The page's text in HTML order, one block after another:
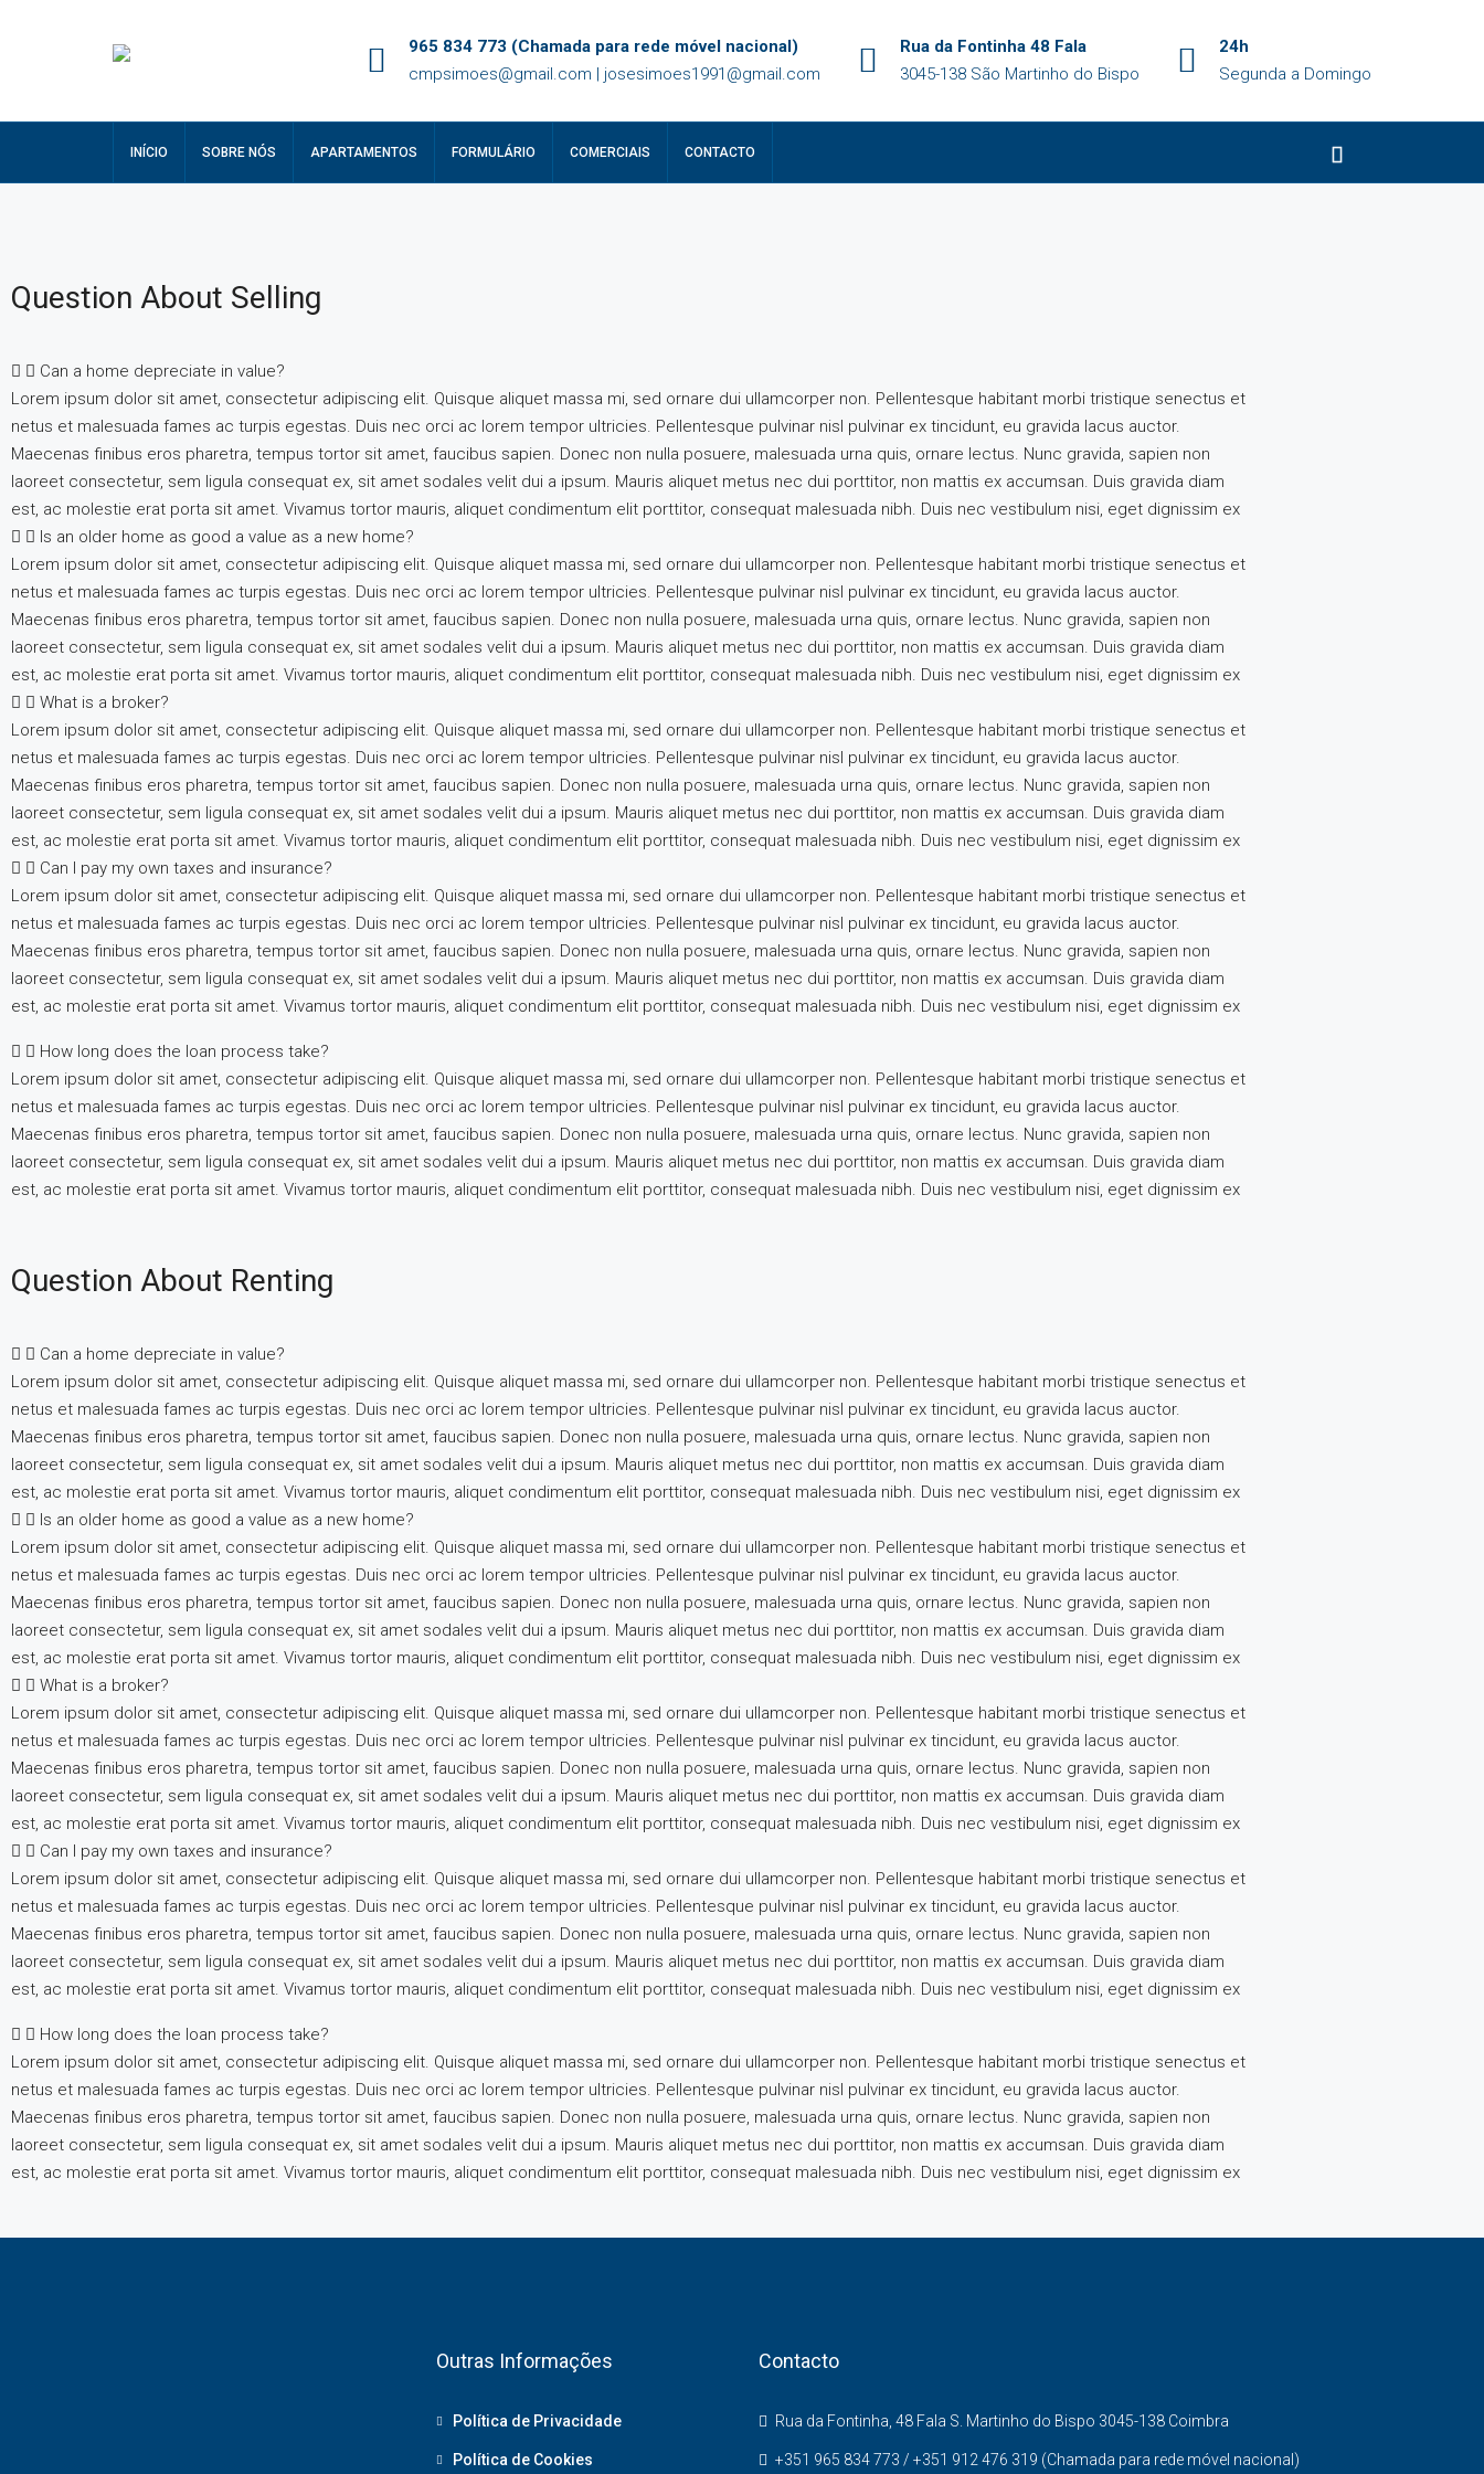
965 834 773 (Chamada para rede móvel nacional)
cmpsimoes@gmail.com | josesimoes1991@gmail.com
Rua da Fontinha 48 Fala
3045-138 São Martinho do Bispo
24h
Segunda a Domingo
INÍCIO SOBRE NÓS APARTAMENTOS FORMULÁRIO COMERCIAIS CONTACTO
Question About Selling
Can a home depreciate in value?
Lorem ipsum dolor sit amet, consectetur adipiscing elit. Quisque aliquet massa mi, sed ornare dui ullamcorper non. Pellentesque habitant morbi tristique senectus et
netus et malesuada fames ac turpis egestas. Duis nec orci ac lorem tempor ultricies. Pellentesque pulvinar nisl pulvinar ex tincidunt, eu gravida lacus auctor.
Maecenas finibus eros pharetra, tempus tortor sit amet, faucibus sapien. Donec non nulla posuere, malesuada urna quis, ornare lectus. Nunc gravida, sapien non
laoreet consectetur, sem ligula consequat ex, sit amet sodales velit dui a ipsum. Mauris aliquet metus nec dui porttitor, non mattis ex accumsan. Duis gravida diam
est, ac molestie erat porta sit amet. Vivamus tortor mauris, aliquet condimentum elit porttitor, consequat malesuada nibh. Duis nec vestibulum nisi, eget dignissim ex
Is an older home as good a value as a new home?
Lorem ipsum dolor sit amet, consectetur adipiscing elit. Quisque aliquet massa mi, sed ornare dui ullamcorper non. Pellentesque habitant morbi tristique senectus et
netus et malesuada fames ac turpis egestas. Duis nec orci ac lorem tempor ultricies. Pellentesque pulvinar nisl pulvinar ex tincidunt, eu gravida lacus auctor.
Maecenas finibus eros pharetra, tempus tortor sit amet, faucibus sapien. Donec non nulla posuere, malesuada urna quis, ornare lectus. Nunc gravida, sapien non
laoreet consectetur, sem ligula consequat ex, sit amet sodales velit dui a ipsum. Mauris aliquet metus nec dui porttitor, non mattis ex accumsan. Duis gravida diam
est, ac molestie erat porta sit amet. Vivamus tortor mauris, aliquet condimentum elit porttitor, consequat malesuada nibh. Duis nec vestibulum nisi, eget dignissim ex
What is a broker?
Lorem ipsum dolor sit amet, consectetur adipiscing elit. Quisque aliquet massa mi, sed ornare dui ullamcorper non. Pellentesque habitant morbi tristique senectus et
netus et malesuada fames ac turpis egestas. Duis nec orci ac lorem tempor ultricies. Pellentesque pulvinar nisl pulvinar ex tincidunt, eu gravida lacus auctor.
Maecenas finibus eros pharetra, tempus tortor sit amet, faucibus sapien. Donec non nulla posuere, malesuada urna quis, ornare lectus. Nunc gravida, sapien non
laoreet consectetur, sem ligula consequat ex, sit amet sodales velit dui a ipsum. Mauris aliquet metus nec dui porttitor, non mattis ex accumsan. Duis gravida diam
est, ac molestie erat porta sit amet. Vivamus tortor mauris, aliquet condimentum elit porttitor, consequat malesuada nibh. Duis nec vestibulum nisi, eget dignissim ex
Can I pay my own taxes and insurance?
Lorem ipsum dolor sit amet, consectetur adipiscing elit. Quisque aliquet massa mi, sed ornare dui ullamcorper non. Pellentesque habitant morbi tristique senectus et
netus et malesuada fames ac turpis egestas. Duis nec orci ac lorem tempor ultricies. Pellentesque pulvinar nisl pulvinar ex tincidunt, eu gravida lacus auctor.
Maecenas finibus eros pharetra, tempus tortor sit amet, faucibus sapien. Donec non nulla posuere, malesuada urna quis, ornare lectus. Nunc gravida, sapien non
laoreet consectetur, sem ligula consequat ex, sit amet sodales velit dui a ipsum. Mauris aliquet metus nec dui porttitor, non mattis ex accumsan. Duis gravida diam
est, ac molestie erat porta sit amet. Vivamus tortor mauris, aliquet condimentum elit porttitor, consequat malesuada nibh. Duis nec vestibulum nisi, eget dignissim ex
How long does the loan process take?
Lorem ipsum dolor sit amet, consectetur adipiscing elit. Quisque aliquet massa mi, sed ornare dui ullamcorper non. Pellentesque habitant morbi tristique senectus et
netus et malesuada fames ac turpis egestas. Duis nec orci ac lorem tempor ultricies. Pellentesque pulvinar nisl pulvinar ex tincidunt, eu gravida lacus auctor.
Maecenas finibus eros pharetra, tempus tortor sit amet, faucibus sapien. Donec non nulla posuere, malesuada urna quis, ornare lectus. Nunc gravida, sapien non
laoreet consectetur, sem ligula consequat ex, sit amet sodales velit dui a ipsum. Mauris aliquet metus nec dui porttitor, non mattis ex accumsan. Duis gravida diam
est, ac molestie erat porta sit amet. Vivamus tortor mauris, aliquet condimentum elit porttitor, consequat malesuada nibh. Duis nec vestibulum nisi, eget dignissim ex
Question About Renting
Can a home depreciate in value?
Lorem ipsum dolor sit amet, consectetur adipiscing elit. Quisque aliquet massa mi, sed ornare dui ullamcorper non. Pellentesque habitant morbi tristique senectus et
netus et malesuada fames ac turpis egestas. Duis nec orci ac lorem tempor ultricies. Pellentesque pulvinar nisl pulvinar ex tincidunt, eu gravida lacus auctor.
Maecenas finibus eros pharetra, tempus tortor sit amet, faucibus sapien. Donec non nulla posuere, malesuada urna quis, ornare lectus. Nunc gravida, sapien non
laoreet consectetur, sem ligula consequat ex, sit amet sodales velit dui a ipsum. Mauris aliquet metus nec dui porttitor, non mattis ex accumsan. Duis gravida diam
est, ac molestie erat porta sit amet. Vivamus tortor mauris, aliquet condimentum elit porttitor, consequat malesuada nibh. Duis nec vestibulum nisi, eget dignissim ex
Is an older home as good a value as a new home?
Lorem ipsum dolor sit amet, consectetur adipiscing elit. Quisque aliquet massa mi, sed ornare dui ullamcorper non. Pellentesque habitant morbi tristique senectus et
netus et malesuada fames ac turpis egestas. Duis nec orci ac lorem tempor ultricies. Pellentesque pulvinar nisl pulvinar ex tincidunt, eu gravida lacus auctor.
Maecenas finibus eros pharetra, tempus tortor sit amet, faucibus sapien. Donec non nulla posuere, malesuada urna quis, ornare lectus. Nunc gravida, sapien non
laoreet consectetur, sem ligula consequat ex, sit amet sodales velit dui a ipsum. Mauris aliquet metus nec dui porttitor, non mattis ex accumsan. Duis gravida diam
est, ac molestie erat porta sit amet. Vivamus tortor mauris, aliquet condimentum elit porttitor, consequat malesuada nibh. Duis nec vestibulum nisi, eget dignissim ex
What is a broker?
Lorem ipsum dolor sit amet, consectetur adipiscing elit. Quisque aliquet massa mi, sed ornare dui ullamcorper non. Pellentesque habitant morbi tristique senectus et
netus et malesuada fames ac turpis egestas. Duis nec orci ac lorem tempor ultricies. Pellentesque pulvinar nisl pulvinar ex tincidunt, eu gravida lacus auctor.
Maecenas finibus eros pharetra, tempus tortor sit amet, faucibus sapien. Donec non nulla posuere, malesuada urna quis, ornare lectus. Nunc gravida, sapien non
laoreet consectetur, sem ligula consequat ex, sit amet sodales velit dui a ipsum. Mauris aliquet metus nec dui porttitor, non mattis ex accumsan. Duis gravida diam
est, ac molestie erat porta sit amet. Vivamus tortor mauris, aliquet condimentum elit porttitor, consequat malesuada nibh. Duis nec vestibulum nisi, eget dignissim ex
Can I pay my own taxes and insurance?
Lorem ipsum dolor sit amet, consectetur adipiscing elit. Quisque aliquet massa mi, sed ornare dui ullamcorper non. Pellentesque habitant morbi tristique senectus et
netus et malesuada fames ac turpis egestas. Duis nec orci ac lorem tempor ultricies. Pellentesque pulvinar nisl pulvinar ex tincidunt, eu gravida lacus auctor.
Maecenas finibus eros pharetra, tempus tortor sit amet, faucibus sapien. Donec non nulla posuere, malesuada urna quis, ornare lectus. Nunc gravida, sapien non
laoreet consectetur, sem ligula consequat ex, sit amet sodales velit dui a ipsum. Mauris aliquet metus nec dui porttitor, non mattis ex accumsan. Duis gravida diam
est, ac molestie erat porta sit amet. Vivamus tortor mauris, aliquet condimentum elit porttitor, consequat malesuada nibh. Duis nec vestibulum nisi, eget dignissim ex
How long does the loan process take?
Lorem ipsum dolor sit amet, consectetur adipiscing elit. Quisque aliquet massa mi, sed ornare dui ullamcorper non. Pellentesque habitant morbi tristique senectus et
netus et malesuada fames ac turpis egestas. Duis nec orci ac lorem tempor ultricies. Pellentesque pulvinar nisl pulvinar ex tincidunt, eu gravida lacus auctor.
Maecenas finibus eros pharetra, tempus tortor sit amet, faucibus sapien. Donec non nulla posuere, malesuada urna quis, ornare lectus. Nunc gravida, sapien non
laoreet consectetur, sem ligula consequat ex, sit amet sodales velit dui a ipsum. Mauris aliquet metus nec dui porttitor, non mattis ex accumsan. Duis gravida diam
est, ac molestie erat porta sit amet. Vivamus tortor mauris, aliquet condimentum elit porttitor, consequat malesuada nibh. Duis nec vestibulum nisi, eget dignissim ex
Outras Informações
Política de Privacidade
Política de Cookies
Contacto
Rua da Fontinha, 48 Fala S. Martinho do Bispo 3045-138 Coimbra
+351 965 834 773 / +351 912 476 319 (Chamada para rede móvel nacional)